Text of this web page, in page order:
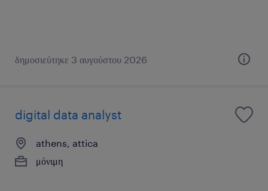
δημοσιεύτηκε 3 αυγούστου 2026
digital data analyst
athens, attica
μόνιμη